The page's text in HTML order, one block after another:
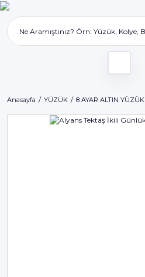
Anasayfa YÜZÜK 8 AYAR ALTIN YÜZÜK